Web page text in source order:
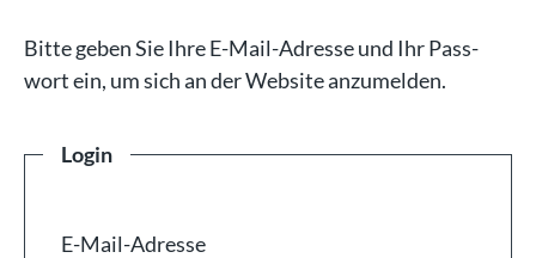
Bit­te ge­ben Sie Ih­re E-Mail-Adresse und Ihr Pass­
wort ein, um sich an der Web­site an­zu­mel­den.
Login
E-Mail-Adresse